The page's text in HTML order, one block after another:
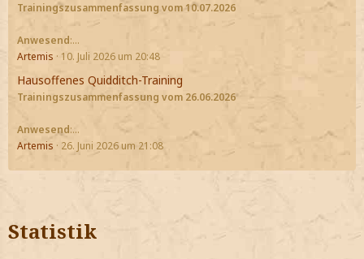
Trainingszusammenfassung vom 10.07.2026
Anwesend:…
Artemis
10. Juli 2026 um 20:48
Hausoffenes Quidditch-Training
Trainingszusammenfassung vom 26.06.2026
Anwesend:…
Artemis
26. Juni 2026 um 21:08
Statistik